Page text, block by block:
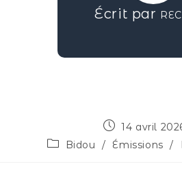
Écrit par
14 avril
Bidou
/ Émissions /